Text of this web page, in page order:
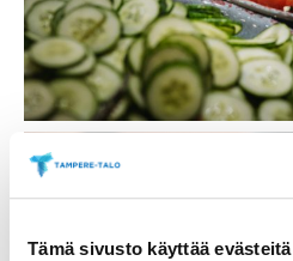
Tämä sivusto käyttää evästeitä